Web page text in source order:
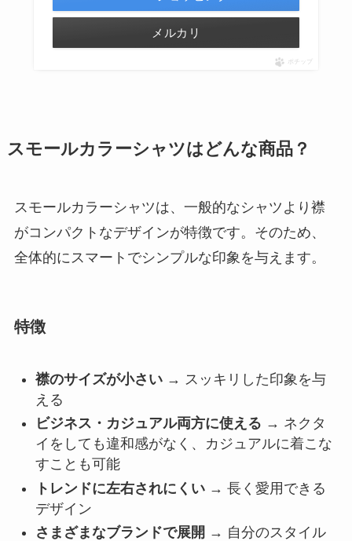
メルカリ
ポチップ
スモールカラーシャツはどんな商品？
スモールカラーシャツは、一般的なシャツより襟
がコンパクトなデザインが特徴です。そのため、
全体的にスマートでシンプルな印象を与えます。
特徴
襟のサイズが小さい→ スッキリした印象を与
える
ビジネス・カジュアル両方に使える → ネクタ
イをしても違和感がなく、カジュアルに着こな
すことも可能
トレンドに左右されにくい→ 長く愛用できる
デザイン
さまざまなブランドで展開 → 自分のスタイル